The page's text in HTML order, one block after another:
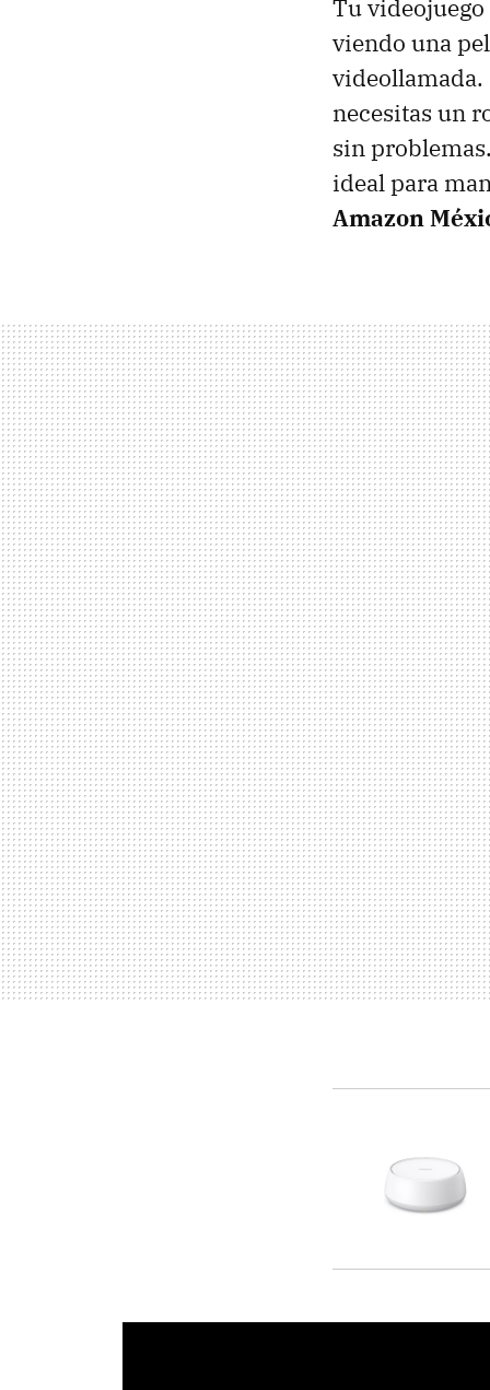
Tu videojuego
viendo una
videollamada.
necesitas un
sin
ideal para
Amazon